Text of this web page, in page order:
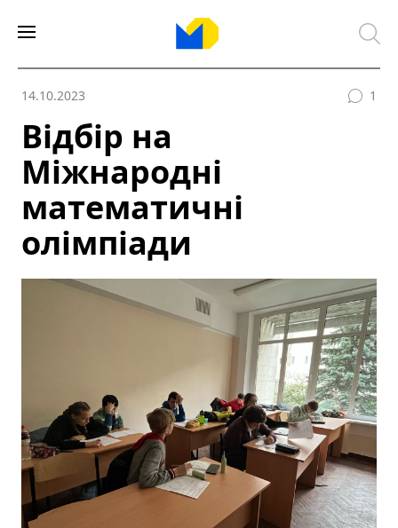
14.10.2023 1
Відбір на
Міжнародні
математичні
олімпіади